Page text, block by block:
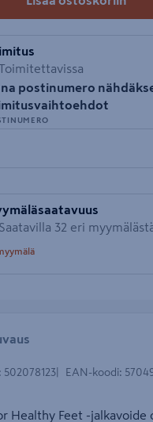
postinumero
Saatavilla 32 eri
: 502078123 EAN-koodi:
Healthy Feet -jalkavoide